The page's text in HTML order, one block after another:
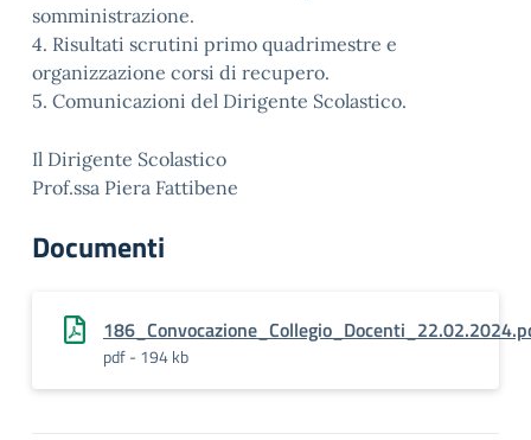
somministrazione.
4. Risultati scrutini primo quadrimestre e
organizzazione corsi di recupero.
5. Comunicazioni del Dirigente Scolastico.
Il Dirigente Scolastico
Prof.ssa Piera Fattibene
Documenti
pdf - 194 kb